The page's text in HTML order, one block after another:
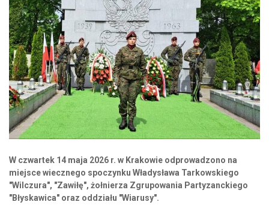
W czwartek 14 maja 2026 r. w Krakowie odprowadzono na
miejsce wiecznego spoczynku Władysława Tarkowskiego
"Wilczura", "Zawiłę", żołnierza Zgrupowania Partyzanckiego
"Błyskawica" oraz oddziału "Wiarusy".